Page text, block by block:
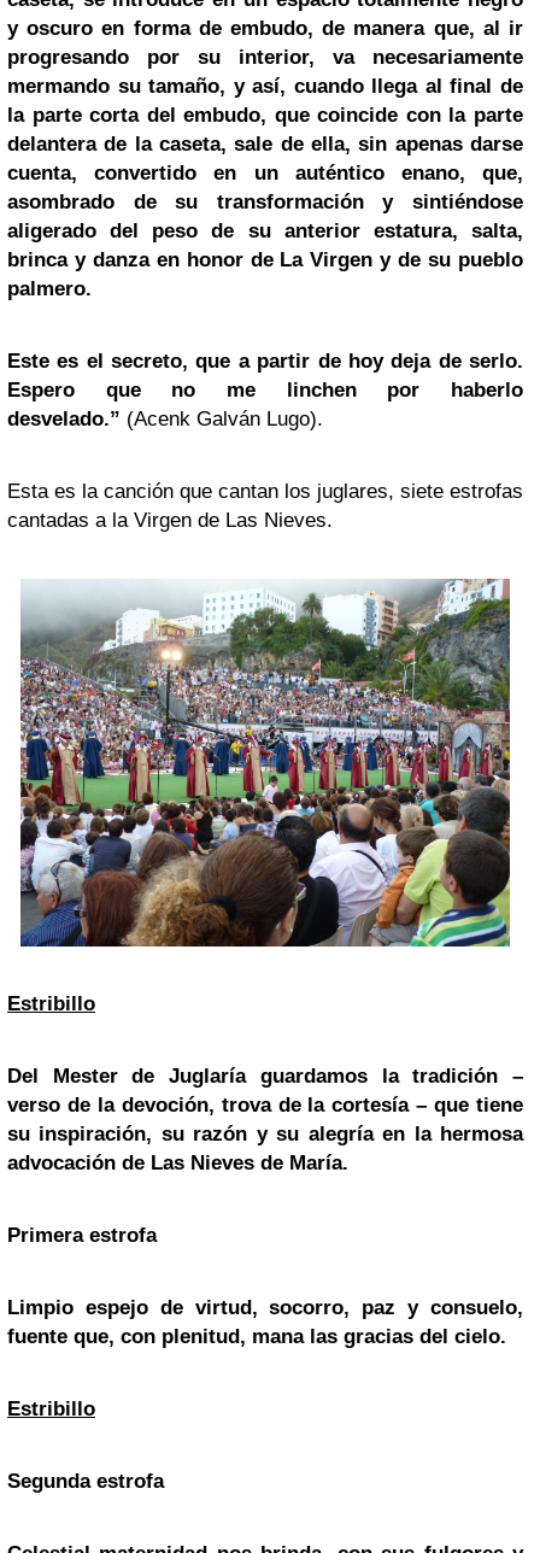
y oscuro en forma de embudo, de manera que, al ir
progresando por su interior, va necesariamente
mermando su tamaño, y así, cuando llega al final de
la parte corta del embudo, que coincide con la parte
delantera de la caseta, sale de ella, sin apenas darse
cuenta, convertido en un auténtico enano, que,
asombrado de su transformación y sintiéndose
aligerado del peso de su anterior estatura, salta,
brinca y danza en honor de La Virgen y de su pueblo
palmero.
Este es el secreto, que a partir de hoy deja de serlo.
Espero que no me linchen por haberlo
desvelado.” (Acenk Galván Lugo).
Esta es la canción que cantan los juglares, siete estrofas
cantadas a la Virgen de Las Nieves.
Estribillo
Del Mester de Juglaría guardamos la tradición –
verso de la devoción, trova de la cortesía – que tiene
su inspiración, su razón y su alegría en la hermosa
advocación de Las Nieves de María.
Primera estrofa
Limpio espejo de virtud, socorro, paz y consuelo,
fuente que, con plenitud, mana las gracias del cielo.
Estribillo
Segunda estrofa